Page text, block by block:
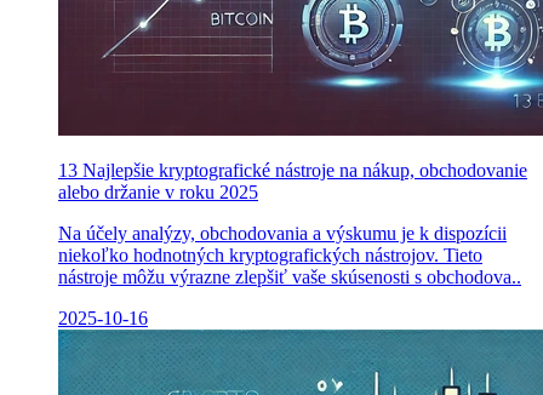
13 Najlepšie kryptografické nástroje na nákup, obchodovanie
alebo držanie v roku 2025
Na účely analýzy, obchodovania a výskumu je k dispozícii
niekoľko hodnotných kryptografických nástrojov. Tieto
nástroje môžu výrazne zlepšiť vaše skúsenosti s obchodova..
2025-10-16